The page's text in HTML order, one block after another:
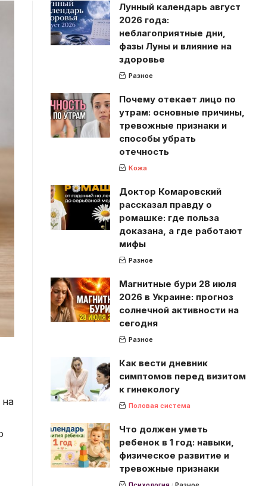
на
Лунный календарь август
2026 года:
неблагоприятные дни,
фазы Луны и влияние на
здоровье
Разное
Почему отекает лицо по
утрам: основные причины,
тревожные признаки и
способы убрать
отечность
Кожа
Доктор Комаровский
рассказал правду о
ромашке: где польза
доказана, а где работают
мифы
Разное
Магнитные бури 28 июля
2026 в Украине: прогноз
солнечной активности на
сегодня
Разное
Как вести дневник
симптомов перед визитом
к гинекологу
Половая система
Что должен уметь
ребенок в 1 год: навыки,
физическое развитие и
тревожные признаки